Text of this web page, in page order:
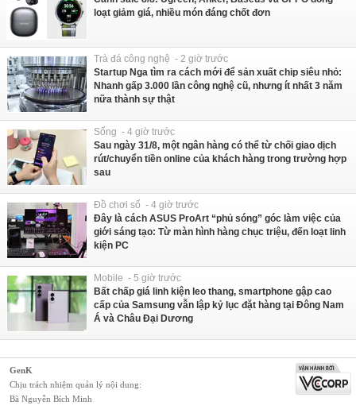
loạt giảm giá, nhiều món đáng chốt đơn
Trà đá công nghệ - 2 giờ trước
Startup Nga tìm ra cách mới để sản xuất chip siêu nhỏ:
Nhanh gấp 3.000 lần công nghệ cũ, nhưng ít nhất 3 năm
nữa thành sự thật
Sống - 4 giờ trước
Sau ngày 31/8, một ngân hàng có thể từ chối giao dịch
rút/chuyển tiền online của khách hàng trong trường hợp
sau
Đồ chơi số - 4 giờ trước
Đây là cách ASUS ProArt “phủ sóng” góc làm việc của
giới sáng tạo: Từ màn hình hàng chục triệu, đến loạt linh
kiện PC
Mobile - 5 giờ trước
Bất chấp giá linh kiện leo thang, smartphone gập cao
cấp của Samsung vẫn lập kỷ lục đặt hàng tại Đông Nam
Á và Châu Đại Dương
GenK
Chịu trách nhiệm quản lý nội dung:
Bà Nguyễn Bích Minh